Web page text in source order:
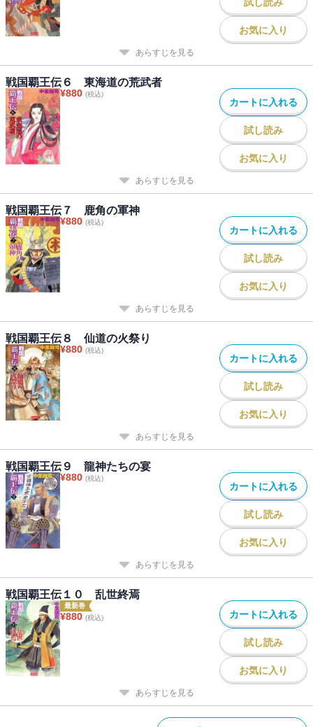
お気に入り
あらすじを見る
戦国覇王伝６ 東海道の荒武者
¥880 (税込)
カートに入れる
試し読み
お気に入り
あらすじを見る
戦国覇王伝７ 鹿角の軍神
¥880 (税込)
カートに入れる
試し読み
お気に入り
あらすじを見る
戦国覇王伝８ 仙道の火祭り
¥880 (税込)
カートに入れる
試し読み
お気に入り
あらすじを見る
戦国覇王伝９ 龍神たちの宴
¥880 (税込)
カートに入れる
試し読み
お気に入り
あらすじを見る
戦国覇王伝１０ 乱世終焉
最新巻
¥880 (税込) カートに入れる
試し読み
お気に入り
あらすじを見る